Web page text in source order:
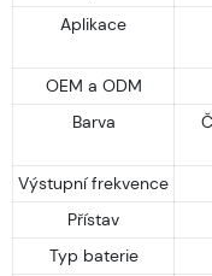
Aplikace
OEM a ODM
Barva
Výstupní frekvence
Přístav
Typ baterie